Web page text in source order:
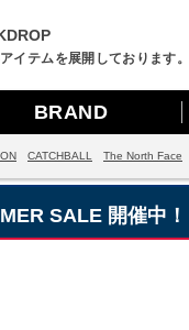
イテムを展開しております。
BRAND
CATCHBALL The North Face
SALE 開催中！